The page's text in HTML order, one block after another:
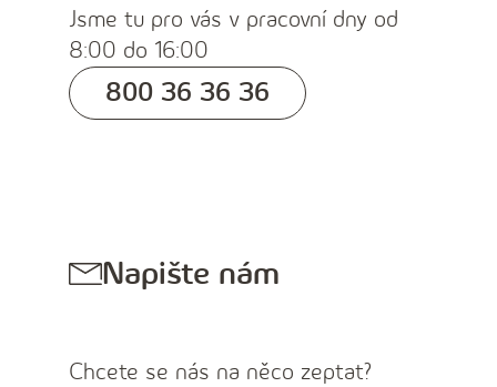
Jsme tu pro vás v pracovní dny od
8:00 do 16:00
800 36 36 36
Napište nám
Chcete se nás na něco zeptat?